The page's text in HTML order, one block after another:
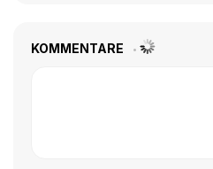
KOMMENTARE